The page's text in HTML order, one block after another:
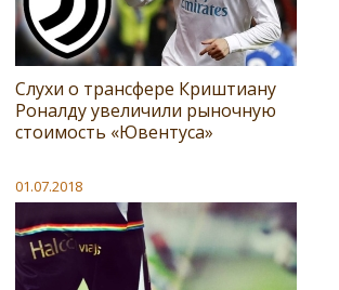
Слухи о трансфере Криштиану
Роналду увеличили рыночную
стоимость «Ювентуса»
01.07.2018